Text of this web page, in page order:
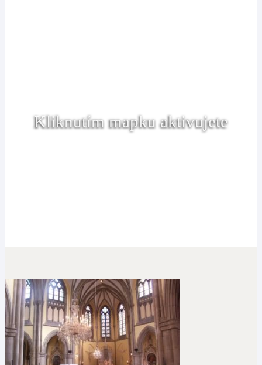
Kliknutím mapku aktivujete